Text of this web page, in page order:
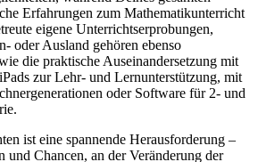
Erfahrungen zum Mathematikunterricht
eigene Unterrichtserprobungen,
oder Ausland gehören ebenso
die praktische Auseinandersetzung mit
zur Lehr- und Lernunterstützung, mit
oder Software für 2- und
ist eine spannende Herausforderung –
Chancen, an der Veränderung der